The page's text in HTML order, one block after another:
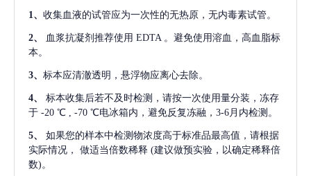
1、 收集血液的试管应为一次性的无热原，无内毒素试管。
2、 血浆抗凝剂推荐使用 EDTA 。避免使用溶血，高血脂标
本。
3、 标本应清澈透明，悬浮物应离心去除。
4、
标本收集后若不及时检测，请按一次使用量分装，冻存
于 -20 ℃ , -70 ℃电冰箱内，避免反复冻融，3-6月内检测。
5、
如果您的样本中检测物浓度高于标准品最高值，请根据
实际情况，
做适当倍数稀释 (建议做预实验，以确定稀释倍
数)。